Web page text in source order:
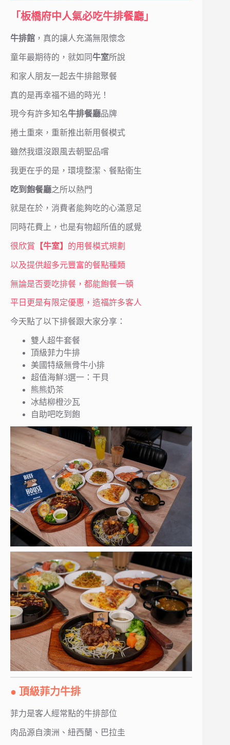
「板橋府中人氣必吃牛排餐廳」
牛排館 ，真的讓人充滿無限懷念
童年最期待的，就如同 牛室所說
和家人朋友一起去牛排館聚餐
真的是再幸福不過的時光！
現今有許多知名牛排餐廳品牌
捲土重來，重新推出新用餐模式
雖然我還沒跟風去朝聖品嚐
我更在乎的是，環境整潔、餐點衛生
吃到飽餐廳之所以熱門
就是在於，消費者能夠吃的心滿意足
同時花費上，也是有物超所值的感覺
很欣賞 【牛室】 的用餐模式規劃
以及提供超多元豐富的餐點種類
無論是否要吃排餐，都能飽餐一頓
平日更是有限定優惠，造福許多客人
今天點了以下排餐跟大家分享：
雙人超牛套餐
頂級菲力牛排
美國特級無骨牛小排
超值海鮮3選一：干貝
熊熊奶茶
冰結柳橙沙瓦
自助吧吃到飽
● 頂級菲力牛排
菲力是客人經常點的牛排部位
肉品源自澳洲、紐西蘭、巴拉圭